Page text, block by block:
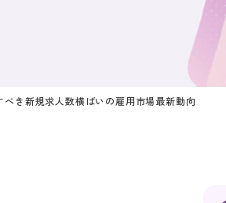
き新規求人数横ばいの雇用市場最新動向